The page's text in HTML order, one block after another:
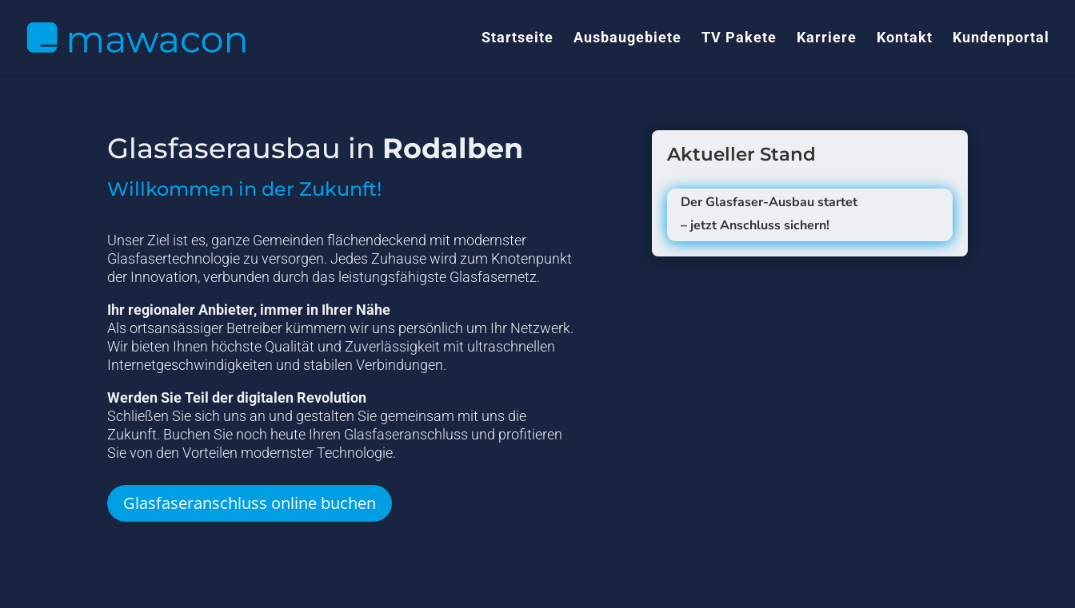
Startseite Ausbaugebiete TV Pakete Karriere Kontakt Kundenportal
Glasfaserausbau in Rodalben
Willkommen in der Zukunft!
Unser Ziel ist es, ganze Gemeinden flächendeckend mit modernster
Glasfasertechnologie zu versorgen. Jedes Zuhause wird zum Knotenpunkt
der Innovation, verbunden durch das leistungsfähigste Glasfasernetz.
Ihr regionaler Anbieter, immer in Ihrer Nähe
Als ortsansässiger Betreiber kümmern wir uns persönlich um Ihr Netzwerk.
Wir bieten Ihnen höchste Qualität und Zuverlässigkeit mit ultraschnellen
Internetgeschwindigkeiten und stabilen Verbindungen.
Werden Sie Teil der digitalen Revolution
Schließen Sie sich uns an und gestalten Sie gemeinsam mit uns die
Zukunft. Buchen Sie noch heute Ihren Glasfaseranschluss und profitieren
Sie von den Vorteilen modernster Technologie.
Glasfaseranschluss online buchen
Aktueller Stand
Der Glasfaser-Ausbau startet
– jetzt Anschluss sichern!